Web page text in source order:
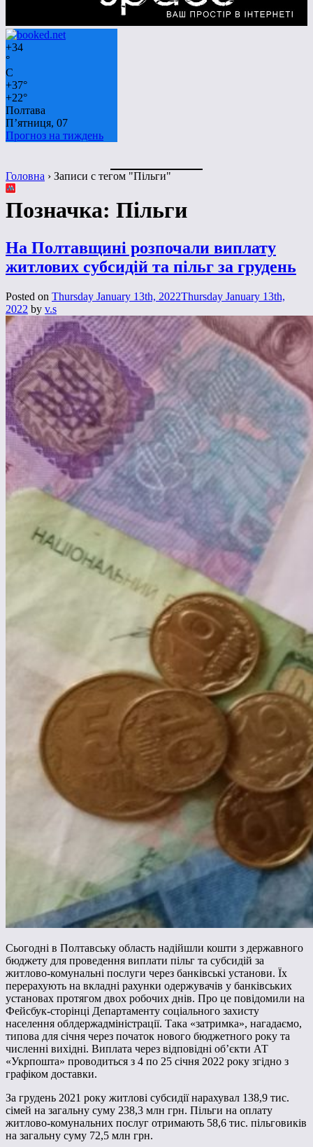
+34
°
C
+37°
+22°
Полтава
П’ятниця, 07
Прогноз на тиждень
Головна › Записи с тегом "Пільги"
Позначка: Пільги
На Полтавщині розпочали виплату
житлових субсидій та пільг за грудень
Posted on Thursday January 13th, 2022Thursday January 13th,
2022 by v.s
Сьогодні в Полтавську область надійшли кошти з державного
бюджету для проведення виплати пільг та субсидій за
житлово-комунальні послуги через банківські установи. Їх
перерахують на вкладні рахунки одержувачів у банківських
установах протягом двох робочих днів. Про це повідомили на
Фейсбук-сторінці Департаменту соціального захисту
населення облдержадміністрації. Така «затримка», нагадаємо,
типова для січня через початок нового бюджетного року та
численні вихідні. Виплата через відповідні об’єкти АТ
«Укрпошта» проводиться з 4 по 25 січня 2022 року згідно з
графіком доставки.
За грудень 2021 року житлові субсидії нарахувал 138,9 тис.
сімей на загальну суму 238,3 млн грн. Пільги на оплату
житлово-комунальних послуг отримають 58,6 тис. пільговиків
на загальну суму 72,5 млн грн.